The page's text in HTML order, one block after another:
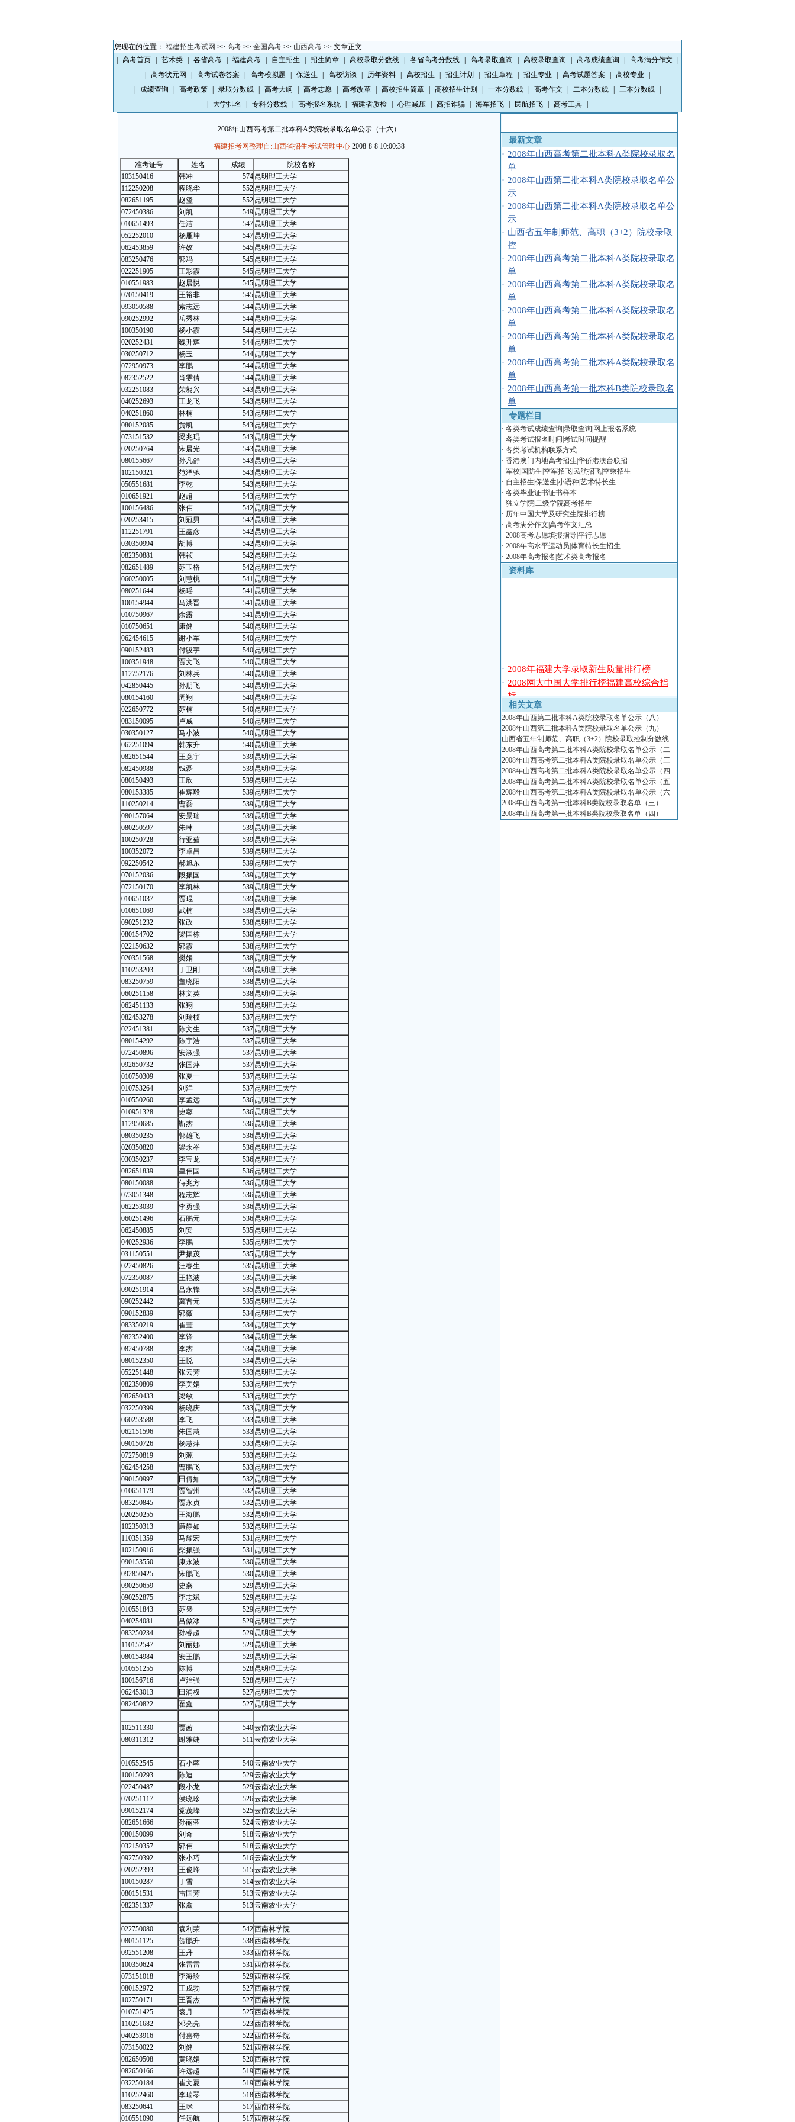
您现在的位置： 福建招生考试网 >> 高考 >> 全国高考 >> 山西高考 >> 文章正文
高考首页 艺术类 各省高考 福建高考 自主招生 招生简章 高校录取分数线 各省高考分数线 高考录取查询 高校录取查询 高考成绩查询 高考满分作文
高考状元网 高考试卷答案 高考模拟题 保送生 高校访谈 历年资料 高校招生 招生计划 招生章程 招生专业 高考试题答案 高校专业
成绩查询 高考政策 录取分数线 高考大纲 高考志愿 高考改革 高校招生简章 高校招生计划 一本分数线 高考作文 二本分数线 三本分数线
大学排名 专科分数线 高考报名系统 福建省质检 心理减压 高招诈骗 海军招飞 民航招飞 高考工具
2008年山西高考第二批本科A类院校录取名单公示（十六）
福建招考网整理自:山西省招生考试管理中心 2008-8-8 10:00:38
准考证号 姓名 成绩
院校名称
103150416
韩冲 574 昆明理工大学
112250208
程晓华 552 昆明理工大学
082651195
赵玺 552 昆明理工大学
072450386
刘凯 549 昆明理工大学
010651493
任洁 547 昆明理工大学
052252010
杨雁坤 547 昆明理工大学
062453859
许姣 545 昆明理工大学
083250476
郭冯 545 昆明理工大学
022251905
王彩霞 545 昆明理工大学
010551983
赵晨悦 545 昆明理工大学
070150419
王裕非 545 昆明理工大学
093050588
索志远 544 昆明理工大学
090252992
岳秀林 544 昆明理工大学
100350190
杨小霞 544 昆明理工大学
020252431
魏升辉 544 昆明理工大学
030250712
杨玉 544 昆明理工大学
072950973
李鹏 544 昆明理工大学
082352522
肖雯倩 544 昆明理工大学
032251083
荣昶兴 543 昆明理工大学
040252693
王龙飞 543 昆明理工大学
040251860
林楠 543 昆明理工大学
080152085
贠凯 543 昆明理工大学
073151532
梁兆琨 543 昆明理工大学
020250764
宋晨光 543 昆明理工大学
080155667
孙凡舒 543 昆明理工大学
102150321
范泽驰 543 昆明理工大学
050551681
李乾 543 昆明理工大学
010651921
赵超 543 昆明理工大学
100156486
张伟 542 昆明理工大学
020253415
刘冠男 542 昆明理工大学
112251791
王鑫彦 542 昆明理工大学
030350994
胡博 542 昆明理工大学
082350881
韩祯 542 昆明理工大学
082651489
苏玉格 542 昆明理工大学
060250005
刘慧桃 541 昆明理工大学
080251644
杨瑶 541 昆明理工大学
100154944
马洪晋 541 昆明理工大学
010750967
余露 541 昆明理工大学
010750651
康健 540 昆明理工大学
062454615
谢小军 540 昆明理工大学
090152483
付骏宇 540 昆明理工大学
100351948
贾文飞 540 昆明理工大学
112752176
刘林兵 540 昆明理工大学
042850445
孙朋飞 540 昆明理工大学
080154160
周翔 540 昆明理工大学
022650772
苏楠 540 昆明理工大学
083150095
卢威 540 昆明理工大学
030350127
马小波 540 昆明理工大学
062251094
韩东升 540 昆明理工大学
082651544
王竟宇 539 昆明理工大学
082450988
钱磊 539 昆明理工大学
080150493
王欣 539 昆明理工大学
080153385
崔辉毅 539 昆明理工大学
110250214
曹磊 539 昆明理工大学
080157064
安景瑞 539 昆明理工大学
080250597
朱琳 539 昆明理工大学
100250728
行亚茹 539 昆明理工大学
100352072
李卓昌 539 昆明理工大学
092250542
郝旭东 539 昆明理工大学
070152036
段振国 539 昆明理工大学
072150170
李凯林 539 昆明理工大学
010651037
贾琨 539 昆明理工大学
010651069
武楠 538 昆明理工大学
090251232
张政 538 昆明理工大学
080154702
梁国栋 538 昆明理工大学
022150632
郭霞 538 昆明理工大学
020351568
樊娟 538 昆明理工大学
110253203
丁卫刚 538 昆明理工大学
083250759
董晓阳 538 昆明理工大学
060251158
林文英 538 昆明理工大学
062451133
张翔 538 昆明理工大学
082453278
刘瑞桢 537 昆明理工大学
022451381
陈文生 537 昆明理工大学
080154292
陈宇浩 537 昆明理工大学
072450896
安淑强 537 昆明理工大学
092650732
张国萍 537 昆明理工大学
010750309
张夏一 537 昆明理工大学
010753264
刘洋 537 昆明理工大学
010550260
李孟远 536 昆明理工大学
010951328
史蓉 536 昆明理工大学
112950685
靳杰 536 昆明理工大学
080350235
郭雄飞 536 昆明理工大学
020350820
梁永举 536 昆明理工大学
030350237
李宝龙 536 昆明理工大学
082651839
皇伟国 536 昆明理工大学
080150088
侍兆方 536 昆明理工大学
073051348
程志辉 536 昆明理工大学
062253039
李勇强 536 昆明理工大学
060251496
石鹏元 536 昆明理工大学
062450885
刘安 535 昆明理工大学
040252936
李鹏 535 昆明理工大学
031150551
尹振茂 535 昆明理工大学
022450826
汪春生 535 昆明理工大学
072350087
王艳波 535 昆明理工大学
090251914
吕永锋 535 昆明理工大学
090252442
冀晋元 535 昆明理工大学
090152839
郭薇 534 昆明理工大学
083350219
崔莹 534 昆明理工大学
082352400
李锋 534 昆明理工大学
082450788
李杰 534 昆明理工大学
080152350
王悦 534 昆明理工大学
052251448
张云芳 533 昆明理工大学
082350809
李美娟 533 昆明理工大学
082650433
梁敏 533 昆明理工大学
032250399
杨晓庆 533 昆明理工大学
060253588
李飞 533 昆明理工大学
062151596
朱国慧 533 昆明理工大学
090150726
杨慧萍 533 昆明理工大学
072750819
刘源 533 昆明理工大学
062454258
曹鹏飞 533 昆明理工大学
090150997
田倩如 532 昆明理工大学
010651179
贾智州 532 昆明理工大学
083250845
贾永贞 532 昆明理工大学
020250255
王海鹏 532 昆明理工大学
102350313
廉静如 532 昆明理工大学
110351359
马耀宏 531 昆明理工大学
102150916
柴振强 531 昆明理工大学
090153550
康永波 530 昆明理工大学
092850425
宋鹏飞 530 昆明理工大学
090250659
史燕 529 昆明理工大学
090252875
李志斌 529 昆明理工大学
010551843
苏枭 529 昆明理工大学
040254081
吕傲冰 529 昆明理工大学
083250234
孙睿超 529 昆明理工大学
110152547
刘丽娜 529 昆明理工大学
080154984
安王鹏 529 昆明理工大学
010551255
陈博 528 昆明理工大学
100156716
卢治强 528 昆明理工大学
062453013
田润权 527 昆明理工大学
082450822
翟鑫 527 昆明理工大学
102511330 贾茜 540云南农业大学
080311312
谢雅婕 511云南农业大学
010552545 石小蓉 540云南农业大学
100150293
陈迪 529云南农业大学
022450487
段小龙 529云南农业大学
070251117
侯晓珍 526云南农业大学
090152174
党茂峰 525云南农业大学
082651666
孙丽蓉 524云南农业大学
080150099
刘奇 518云南农业大学
032150357
郭伟 518云南农业大学
092750392
张小巧 516云南农业大学
020252393
王俊峰 515云南农业大学
100150287
丁雪 514云南农业大学
080151531
雷国芳 513云南农业大学
082351337
张鑫 513云南农业大学
022750080 袁利荣 542西南林学院
080151125
贺鹏升 538西南林学院
092551208
王丹 533西南林学院
100350624
张雷雷 531西南林学院
073151018
李海珍 529西南林学院
080152972
王戌勃 527西南林学院
102750171
王晋杰 527西南林学院
010751425
袁月 525西南林学院
110251682
邓亮亮 523西南林学院
040253916
付嘉奇 522西南林学院
073150022
刘健 521西南林学院
082650508
黄晓娟 520西南林学院
082650166
许远超 519西南林学院
032250184
崔文夏 519西南林学院
110252460
李瑞琴 518西南林学院
083250641
王咪 517西南林学院
010551090
任远航 517西南林学院
最新文章
· 2008年山西高考第二批本科A类院校录取名
单
· 2008年山西第二批本科A类院校录取名单公
示
· 2008年山西第二批本科A类院校录取名单公
示
· 山西省五年制师范、高职（3+2）院校录取
控
· 2008年山西高考第二批本科A类院校录取名
单
· 2008年山西高考第二批本科A类院校录取名
单
· 2008年山西高考第二批本科A类院校录取名
单
· 2008年山西高考第二批本科A类院校录取名
单
· 2008年山西高考第二批本科A类院校录取名
单
· 2008年山西高考第一批本科B类院校录取名
单
专题栏目
· 各类考试成绩查询|录取查询|网上报名系统
· 各类考试报名时间|考试时间提醒
· 各类考试机构联系方式
· 香港澳门内地高考招生|华侨港澳台联招
· 军校|国防生|空军招飞|民航招飞|空乘招生
· 自主招生|保送生|小语种|艺术特长生
· 各类毕业证书证书样本
· 独立学院|二级学院高考招生
· 历年中国大学及研究生院排行榜
· 高考满分作文|高考作文汇总
· 2008高考志愿填报指导|平行志愿
· 2008年高水平运动员|体育特长生招生
· 2008年高考报名|艺术类高考报名
资料库
2008年福建大学录取新生质量排行榜
2008网大中国大学排行榜福建高校综合指
标
2008年中国大学排行榜教师资源师资力量
排
· 2008年网大中国大学排行榜录取新生质量
排
· 2008年网大中国大学排行榜学术成果排行
· 2008年网大中国大学排行榜学术资源排行
· 2008年网大中国大学排行榜声誉排行
· 2008年网大中国大学排行榜综合指标排行
· 2008年度福建省级精品课程高职高专名单
相关文章
2008年山西第二批本科A类院校录取名单公示（八）
2008年山西第二批本科A类院校录取名单公示（九）
山西省五年制师范、高职（3+2）院校录取控制分数线
2008年山西高考第二批本科A类院校录取名单公示（二
2008年山西高考第二批本科A类院校录取名单公示（三
2008年山西高考第二批本科A类院校录取名单公示（四
2008年山西高考第二批本科A类院校录取名单公示（五
2008年山西高考第二批本科A类院校录取名单公示（六
2008年山西高考第一批本科B类院校录取名单（三）
2008年山西高考第一批本科B类院校录取名单（四）